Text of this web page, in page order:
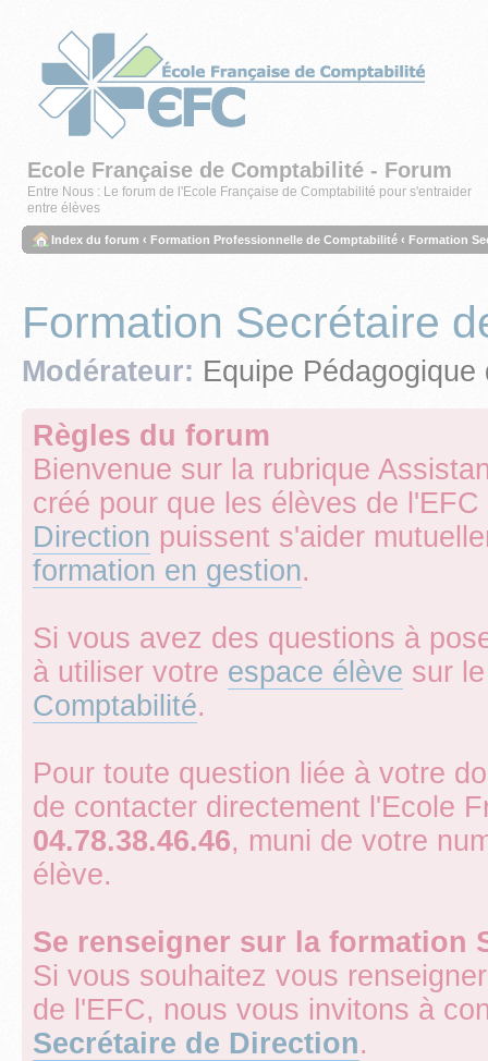
Ecole Française de Comptabilité - Forum
Entre Nous : Le forum de l'Ecole Française de Comptabilité pour s'entraider
entre élèves
Index du forum ‹ Formation Professionnelle de Comptabilité ‹ Formation
Formation Secrétaire
Modérateur: Equipe Pédagogique
Règles du forum
Bienvenue sur la rubrique
créé pour que les élèves de
Direction puissent s'aider
formation en gestion.
Si vous avez des questions à
à utiliser votre espace élève sur
Comptabilité.
Pour toute question liée à votre
de contacter directement l'Ecole
04.78.38.46.46, muni de votre
élève.
Se renseigner sur la formation
Si vous souhaitez vous
de l'EFC, nous vous invitons à
Secrétaire de Direction.